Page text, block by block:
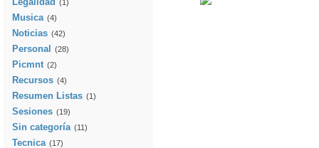
(1)
Musica (4)
Noticias (42)
Personal (28)
Picmnt (2)
Recursos (4)
Resumen Listas (1)
Sesiones (19)
Sin categoría (11)
Tecnica (17)